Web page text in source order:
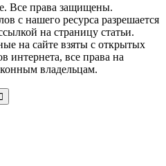
Все права защищены.
с нашего ресурса разрешается
на страницу статьи.
на сайте взяты с открытых
интернета, все права на
владельцам.